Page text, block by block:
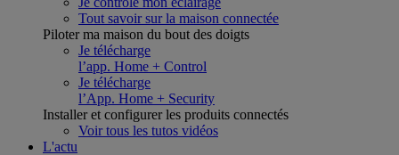
Tout savoir sur la maison connectée
Piloter ma maison du bout des doigts
Je télécharge
l’app. Home + Control
Je télécharge
l’App. Home + Security
Installer et configurer les produits connectés
Voir tous les tutos vidéos
L'actu